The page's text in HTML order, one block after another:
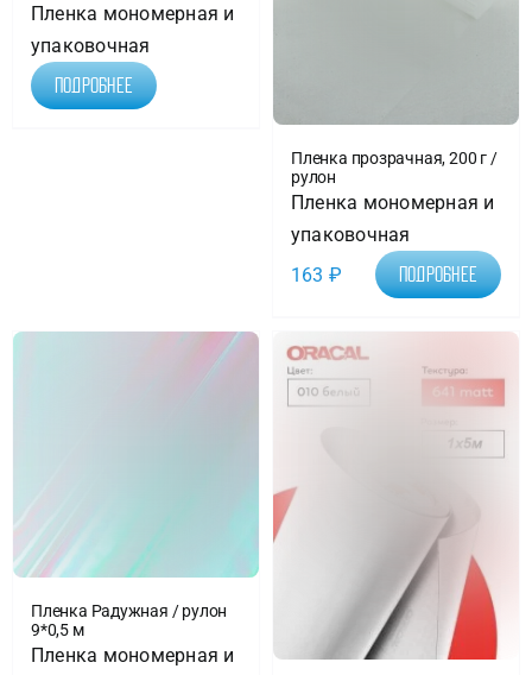
Пленка мономерная и
упаковочная
Подробнее
Пленка прозрачная, 200 г /
рулон
Пленка мономерная и
упаковочная
163 ₽ Подробнее
Пленка Радужная / рулон
9*0,5 м
Пленка мономерная и